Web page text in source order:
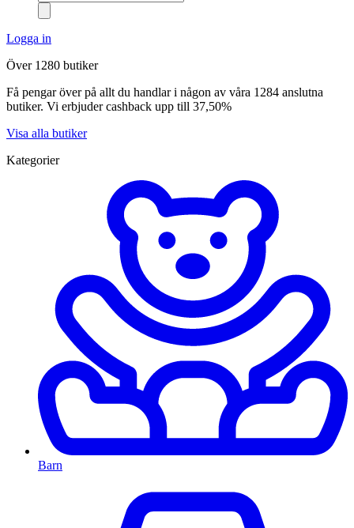
Logga in
Över 1280 butiker
Få pengar över på allt du handlar i någon av våra 1284 anslutna
butiker. Vi erbjuder cashback upp till 37,50%
Visa alla butiker
Kategorier
Barn